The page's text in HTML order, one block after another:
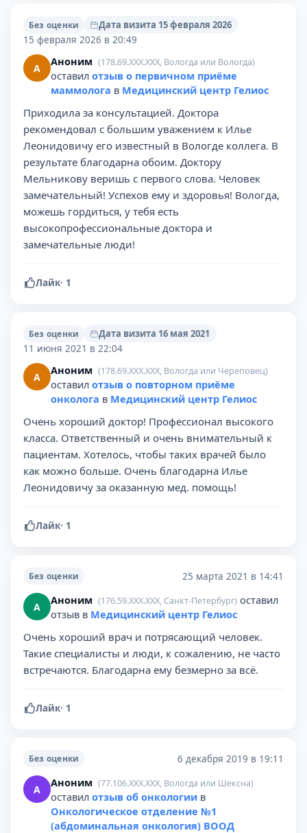
Без оценки
Дата визита 15 февраля 2026
15 февраля 2026 в 20:49
А Аноним (178.69.XXX.XXX, Вологда или Вологда)
оставил отзыв о первичном приёме
маммолога в Медицинский центр Гелиос
Приходила за консультацией. Доктора
рекомендовал с большим уважением к Илье
Леонидовичу его известный в Вологде коллега. В
результате благодарна обоим. Доктору
Мельникову веришь с первого слова. Человек
замечательный! Успехов ему и здоровья! Вологда,
можешь гордиться, у тебя есть
высокопрофессиональные доктора и
замечательные люди!
Лайк· 1
Без оценки
Дата визита 16 мая 2021
11 июня 2021 в 22:04
А Аноним (178.69.XXX.XXX, Вологда или Череповец)
оставил отзыв о повторном приёме
онколога в Медицинский центр Гелиос
Очень хороший доктор! Профессионал высокого
класса. Ответственный и очень внимательный к
пациентам. Хотелось, чтобы таких врачей было
как можно больше. Очень благодарна Илье
Леонидовичу за оказанную мед. помощь!
Лайк· 1
Без оценки 25 марта 2021 в 14:41
А Аноним (176.59.XXX.XXX, Санкт-Петербург) оставил
отзыв в Медицинский центр Гелиос
Очень хороший врач и потрясающий человек.
Такие специалисты и люди, к сожалению, не часто
встречаются. Благодарна ему безмерно за всё.
Лайк· 1
Без оценки 6 декабря 2019 в 19:11
А Аноним (77.106.XXX.XXX, Вологда или Шексна)
оставил отзыв об онкологии в
Онкологическое отделение №1
(абдоминальная онкология) ВООД